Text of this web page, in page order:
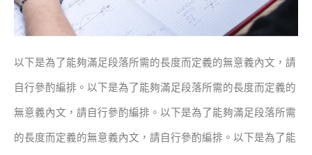
以下是為了能夠滿足段落所需的長度而定義的無意義內文，請
自行參酌編排。以下是為了能夠滿足段落所需的長度而定義的
無意義內文，請自行參酌編排。以下是為了能夠滿足段落所需
的長度而定義的無意義內文，請自行參酌編排。以下是為了能